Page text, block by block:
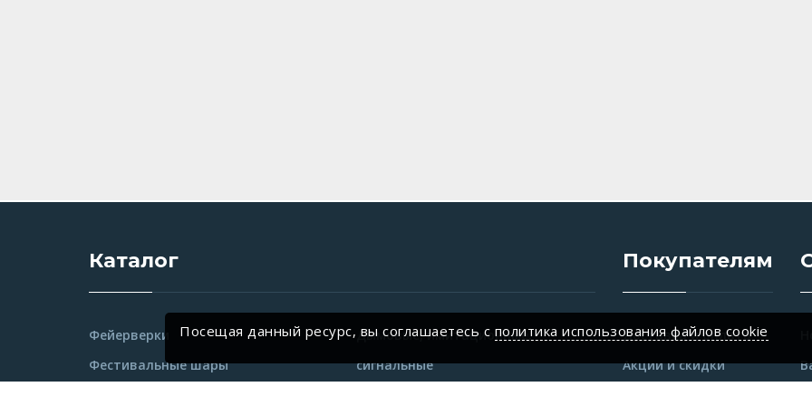
Каталог
Фейерверки
Фестивальные шары
Дымовые, имитационные,
сигнальные
Покупателям
Доставка и оплата
Акции и скидки
Посещая данный ресурс, вы соглашаетесь c политика использования файлов cookie